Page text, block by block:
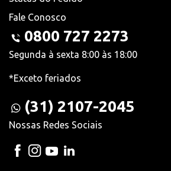
Fale Conosco
0800 727 2273
Segunda à sexta 8:00 às 18:00
*Exceto feriados
(31) 2107-2045
Nossas Redes Sociais